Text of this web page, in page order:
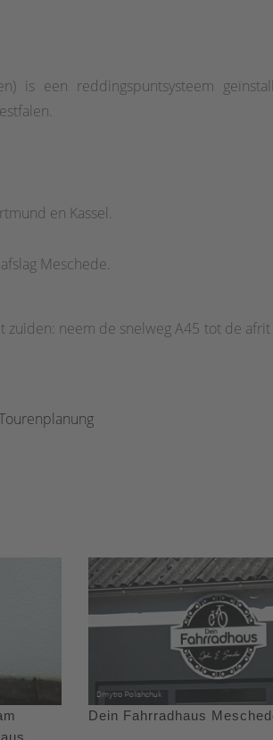
is een reddingspuntsysteem
en Kassel.
Meschede.
neem de snelweg A45 tot de afrit
Dein Fahrradhaus